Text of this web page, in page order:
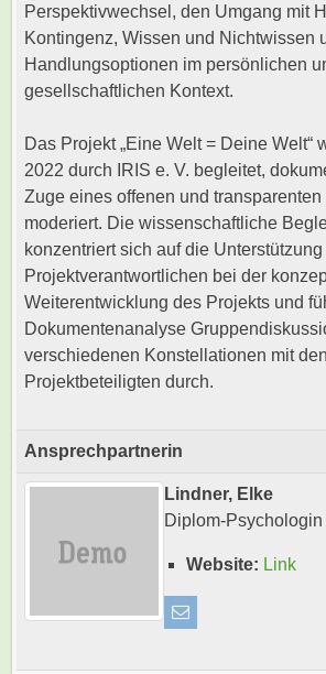
Perspektivwechsel, den Umgang mit
Kontingenz, Wissen und Nichtwissen
Handlungsoptionen im persönlichen
gesellschaftlichen Kontext.
Das Projekt „Eine Welt = Deine Welt“
2022 durch IRIS e. V. begleitet,
Zuge eines offenen und
moderiert. Die wissenschaftliche
konzentriert sich auf die Unterstützung
Projektverantwortlichen bei der
Weiterentwicklung des Projekts und
Dokumentenanalyse
verschiedenen Konstellationen mit den
Projektbeteiligten durch.
Ansprechpartnerin
Lindner, Elke
Diplom-Psychologin
Website: Link